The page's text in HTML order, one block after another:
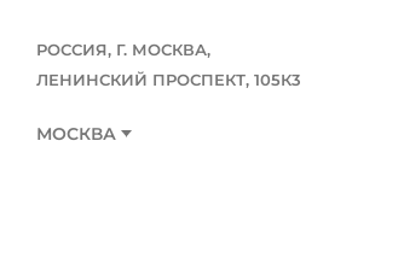
РОССИЯ, Г. МОСКВА,
ЛЕНИНСКИЙ ПРОСПЕКТ, 105К3
МОСКВА